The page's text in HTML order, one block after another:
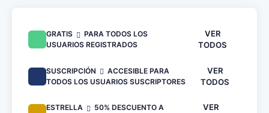
GRATIS
PARA TODOS LOS
USUARIOS REGISTRADOS
VER
TODOS
SUSCRIPCIÓN
ACCESIBLE PARA
TODOS LOS USUARIOS SUSCRIPTORES
VER
TODOS
ESTRELLA
50% DESCUENTO A
VER